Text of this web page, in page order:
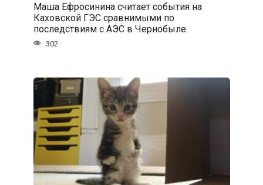
Маша Ефросинина считает события на
Каховской ГЭС сравнимыми по
последствиям с АЭС в Чернобыле
302